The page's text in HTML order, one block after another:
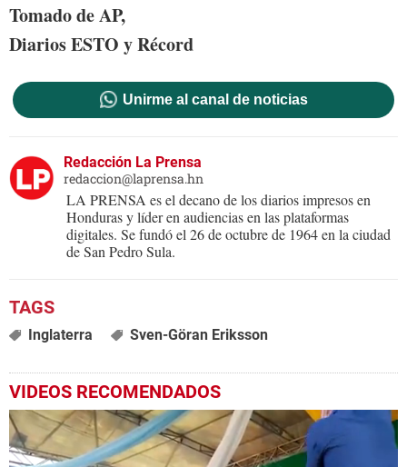
Tomado de AP,
Diarios ESTO y Récord
Unirme al canal de noticias
Redacción La Prensa
redaccion@laprensa.hn
LA PRENSA es el decano de los diarios impresos en
Honduras y líder en audiencias en las plataformas
digitales. Se fundó el 26 de octubre de 1964 en la ciudad
de San Pedro Sula.
Inglaterra Sven-Göran Eriksson
VIDEOS RECOMENDADOS